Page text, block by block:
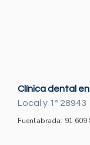
Clínica dental
Local y 1º 28943
Fuenlabrada: 91 609